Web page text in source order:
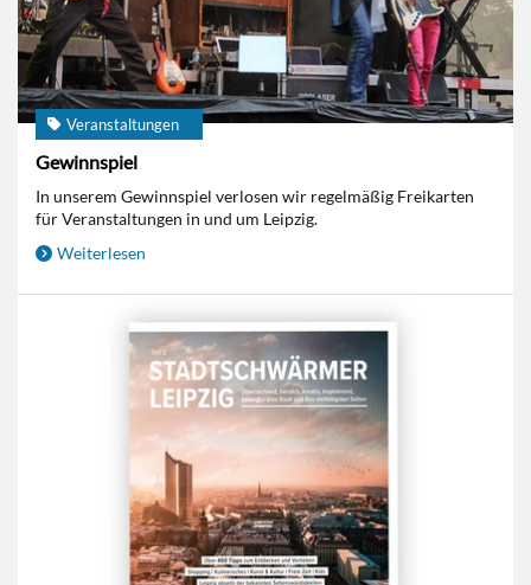
Veranstaltungen
Gewinnspiel
In unserem Gewinnspiel verlosen wir regelmäßig Freikarten
für Veranstaltungen in und um Leipzig.
Weiterlesen